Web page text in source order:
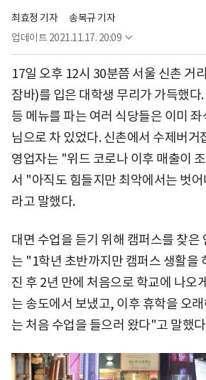
최효정 기자
송복규 기자
업데이트 2021.11.17. 20:09
17일 오후 12시 30분쯤 서울 신촌 거
잠바)를 입은 대학생 무리가 가득했다
등 메뉴를 파는 여러 식당들은 이미
님으로 차 있었다. 신촌에서 수제버거
영업자는 "위드 코로나 이후 매출이
서 "아직도 힘들지만 최악에서는 벗어
라고 말했다.
대면 수업을 듣기 위해 캠퍼스를 찾은
는 "1학년 초반까지만 캠퍼스 생활을
진 후 2년 만에 처음으로 학교에 나오
는 송도에서 보냈고, 이후 휴학을 오
는 처음 수업을 들으러 왔다"고 말했